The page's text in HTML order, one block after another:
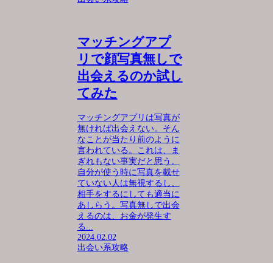
マッチングアプ
リで顔写真無しで
出会えるのか試し
てみた
マッチングアプリは写真が
無ければ出会えない。そん
なことが当たり前のように
言われている。これは、ま
ぎれもない事実だと思う。
自分が使う時に写真を載せ
ていない人は無視するし、
相手をするにしても適当に
あしらう。写真無しで出会
えるのは、お金が発生す
る...
2024.02.02
出会い系攻略